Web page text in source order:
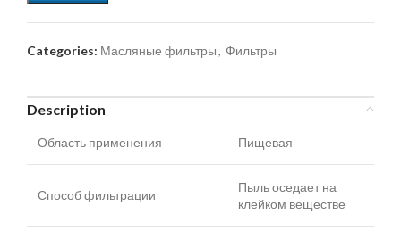
Categories: Масляные фильтры, Фильтры
Description
Область применения Пищевая
Способ фильтрации
Пыль оседает на
клейком веществе